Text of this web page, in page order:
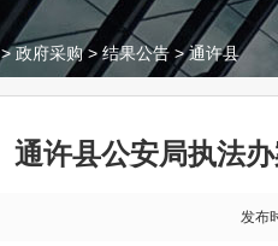
>政府采购>结果公告 >通许县
通许县公安局执法
发布